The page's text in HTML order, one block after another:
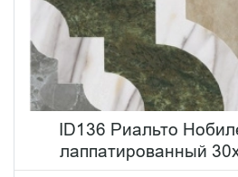
ID136 Риальто
лаппатированный